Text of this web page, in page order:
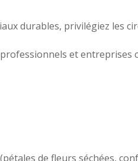
durables, privilégiez les
et
de fleurs séchées,